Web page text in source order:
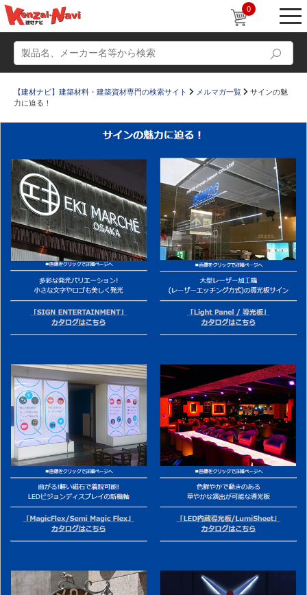
0
動画 ショールーム
かたなび コラム
すまいリング 設計士インタビュー
Q＆A 販売・施工代理店募集
お気に入り
【建材ナビ】建築材料・建築資材専門の検索サイト メルマガ一覧
サインの魅
力に迫る！